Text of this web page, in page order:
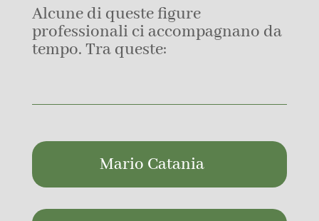
Alcune di queste figure
professionali ci accompagnano da
tempo. Tra queste:
Mario Catania